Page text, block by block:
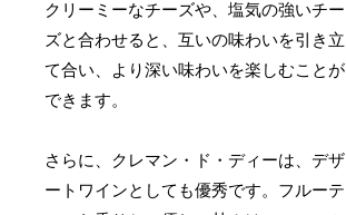
クリーミーなチーズや、塩気の強いチー
ズと合わせると、互いの味わいを引き立
て合い、より深い味わいを楽しむことが
できます。
さらに、クレマン・ド・ディーは、デザ
ートワインとしても優秀です。フルーテ